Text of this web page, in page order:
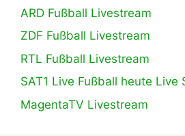
ARD Fußball Livestream
ZDF Fußball Livestream
RTL Fußball Livestream
SAT1 Live Fußball heute Live
MagentaTV Livestream